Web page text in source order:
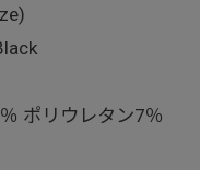
ポリウレタン7％